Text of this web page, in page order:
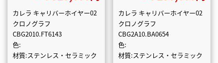
カレラ キャリバーホイヤー02
クロノグラフ
CBG2010.FT6143
色:
材質:ステンレス・セラミック
カレラ キャリバーホイヤー02
クロノグラフ
CBG2A10.BA0654
色:
材質:ステンレス・セラミック